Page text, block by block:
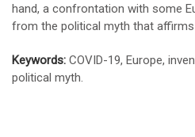
hand, a confrontation with some
from the political myth that affirms
Keywords: COVID-19, Europe,
political myth.